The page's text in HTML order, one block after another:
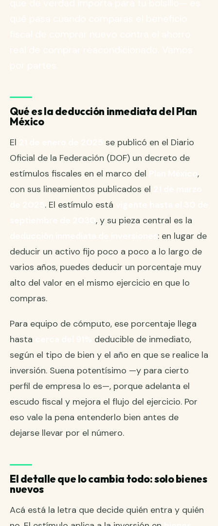
Qué es la deducción inmediata del Plan
México
El
se publicó en el Diario
Oficial de la Federación (DOF) un decreto de
estímulos fiscales en el marco del
,
con sus lineamientos publicados el
. El estímulo está
, y su pieza central es la
: en lugar de
deducir un activo fijo poco a poco a lo largo de
varios años, puedes deducir un porcentaje muy
alto del valor en el mismo ejercicio en que lo
compras.
Para equipo de cómputo, ese porcentaje llega
hasta
deducible de inmediato,
según el tipo de bien y el año en que se realice la
inversión. Suena potentísimo —y para cierto
perfil de empresa lo es—, porque adelanta el
escudo fiscal y mejora el flujo del ejercicio. Por
eso vale la pena entenderlo bien antes de
dejarse llevar por el número.
El detalle que lo cambia todo: solo bienes
nuevos
Acá está la letra que decide quién entra y quién